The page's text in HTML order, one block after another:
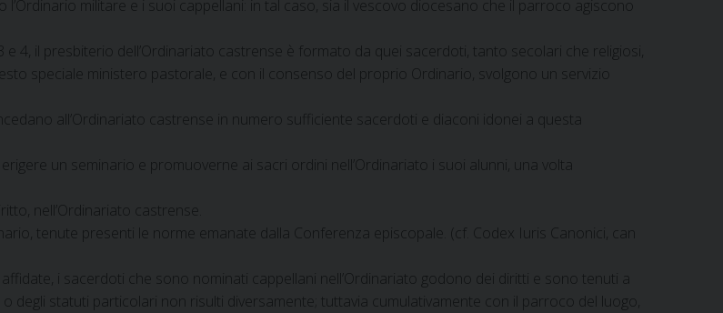
militare e i suoi cappellani: in tal caso, sia il vescovo diocesano che il parroco agiscono
4, il presbiterio dell’Ordinariato castrense è formato da quei sacerdoti, tanto secolari che religiosi,
speciale ministero pastorale, e con il consenso del proprio Ordinario, svolgono un servizio
all’Ordinariato castrense in numero sufficiente sacerdoti e diaconi idonei a questa
un seminario e promuoverne ai sacri ordini nell’Ordinariato i suoi alunni, una volta
nell’Ordinariato castrense.
tenute presenti le norme emanate dalla Conferenza episcopale. (cf. Codex Iuris Canonici, can
i sacerdoti che sono nominati cappellani nell’Ordinariato godono dei diritti e sono tenuti a
degli statuti particolari non risulti diversamente; tuttavia cumulativamente con il parroco del luogo,